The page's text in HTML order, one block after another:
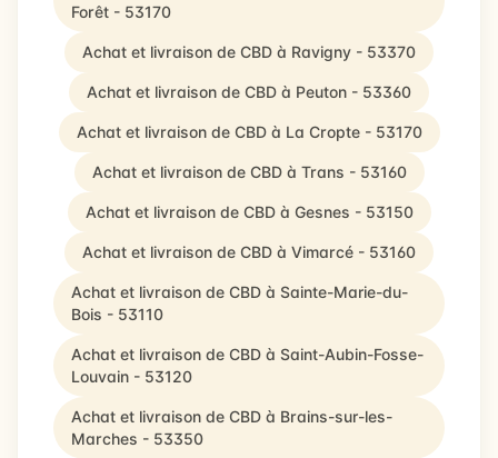
Forêt - 53170
Achat et livraison de CBD à Ravigny - 53370
Achat et livraison de CBD à Peuton - 53360
Achat et livraison de CBD à La Cropte - 53170
Achat et livraison de CBD à Trans - 53160
Achat et livraison de CBD à Gesnes - 53150
Achat et livraison de CBD à Vimarcé - 53160
Achat et livraison de CBD à Sainte-Marie-du-
Bois - 53110
Achat et livraison de CBD à Saint-Aubin-Fosse-
Louvain - 53120
Achat et livraison de CBD à Brains-sur-les-
Marches - 53350